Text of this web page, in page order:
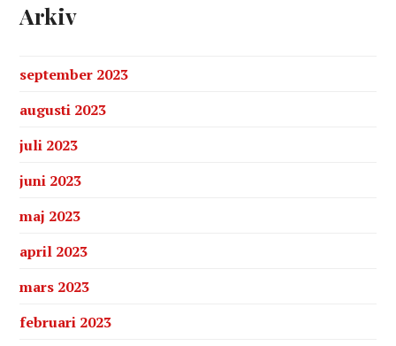
Arkiv
september 2023
augusti 2023
juli 2023
juni 2023
maj 2023
april 2023
mars 2023
februari 2023